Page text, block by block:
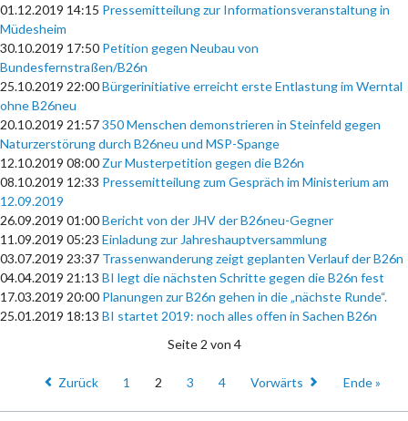
01.12.2019 14:15 Pressemitteilung zur Informationsveranstaltung in
Müdesheim
30.10.2019 17:50 Petition gegen Neubau von
Bundesfernstraßen/B26n
25.10.2019 22:00Bürgerinitiative erreicht erste Entlastung im Werntal
ohne B26neu
20.10.2019 21:57350 Menschen demonstrieren in Steinfeld gegen
Naturzerstörung durch B26neu und MSP-Spange
12.10.2019 08:00 Zur Musterpetition gegen die B26n
08.10.2019 12:33 Pressemitteilung zum Gespräch im Ministerium am
12.09.2019
26.09.2019 01:00Bericht von der JHV der B26neu-Gegner
11.09.2019 05:23 Einladung zur Jahreshauptversammlung
03.07.2019 23:37 Trassenwanderung zeigt geplanten Verlauf der B26n
04.04.2019 21:13 BI legt die nächsten Schritte gegen die B26n fest
17.03.2019 20:00 Planungen zur B26n gehen in die „nächste Runde“.
25.01.2019 18:13 BI startet 2019: noch alles offen in Sachen B26n
Seite 2 von 4
Zurück 1 2 3 4 Vorwärts Ende »